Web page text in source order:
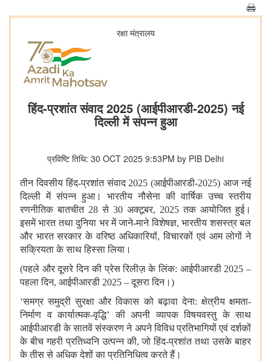
रक्षा मंत्रालय
हिंद-प्रशांत संवाद 2025 (आईपीआरडी-2025) नई
दिल्ली में संपन्न हुआ
प्रविष्टि तिथि: 30 OCT 2025 9:53PM by PIB Delhi
तीन दिवसीय हिंद-प्रशांत संवाद 2025 (आईपीआरडी-2025) आज नई
दिल्ली में संपन्न हुआ। भारतीय नौसेना की वार्षिक उच्च स्तरीय
रणनीतिक बातचीत 28 से 30 अक्टूबर, 2025 तक आयोजित हुई।
इसमें भारत तथा दुनिया भर में जाने-माने विशेषज्ञ, भारतीय शसस्त्र बल
और भारत सरकार के वरिष्ठ अधिकारियों, विचारकों एवं आम लोगों ने
सक्रियता के साथ हिस्सा लिया।
(पहले और दूसरे दिन की प्रेस रिलीज़ के लिंक: आईपीआरडी 2025 –
पहला दिन, आईपीआरडी 2025 – दूसरा दिन।)
‘समग्र समुद्री सुरक्षा और विकास को बढ़ावा देना: क्षेत्रीय क्षमता-
निर्माण व कार्यात्मक-वृद्धि’ की अपनी व्यापक विषयवस्तु के साथ
आईपीआरडी के सातवें संस्करण ने अपने विविध प्रतिभागियों एवं दर्शकों
के बीच गहरी प्रतिध्वनि उत्पन्न की, जो हिंद-प्रशांत तथा उसके बाहर
के तीस से अधिक देशों का प्रतिनिधित्व करते हैं।